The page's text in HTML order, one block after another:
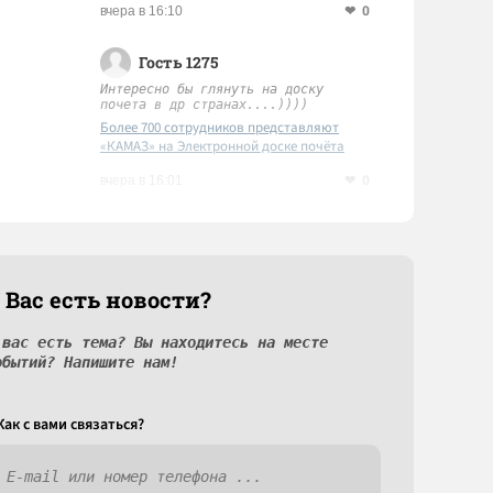
вчера в 16:10 0
Гость 1275
Интересно бы глянуть на доску
почета в др странах....))))
Более 700 сотрудников представляют
«КАМАЗ» на Электронной доске почёта
есть новости?
есть тема? Вы находитесь на месте
Напишите нам!
c вами связаться?